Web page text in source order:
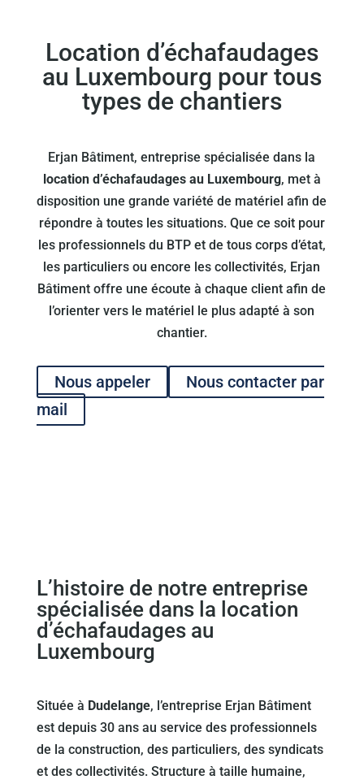
Location d’échafaudages
au Luxembourg pour tous
types de chantiers
Erjan Bâtiment, entreprise spécialisée dans la
location d’échafaudages au Luxembourg, met à
disposition une grande variété de matériel afin de
répondre à toutes les situations. Que ce soit pour
les professionnels du BTP et de tous corps d’état,
les particuliers ou encore les collectivités, Erjan
Bâtiment offre une écoute à chaque client afin de
l’orienter vers le matériel le plus adapté à son
chantier.
Nous appeler
Nous contacter par
mail
L’histoire de notre entreprise
spécialisée dans la location
d’échafaudages au
Luxembourg
Située à Dudelange, l’entreprise Erjan Bâtiment
est depuis 30 ans au service des professionnels
de la construction, des particuliers, des syndicats
et des collectivités. Structure à taille humaine,